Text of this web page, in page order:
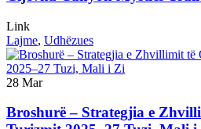
Link
Lajme, Udhëzues
28 Mar
Broshurë – Strategjia e